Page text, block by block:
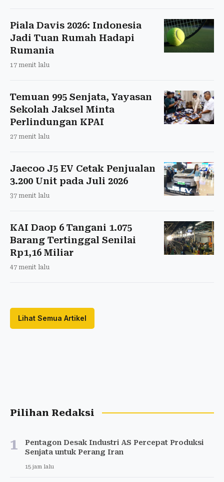
Piala Davis 2026: Indonesia
Jadi Tuan Rumah Hadapi
Rumania
17 menit lalu
Temuan 995 Senjata, Yayasan
Sekolah Jaksel Minta
Perlindungan KPAI
27 menit lalu
Jaecoo J5 EV Cetak Penjualan
3.200 Unit pada Juli 2026
37 menit lalu
KAI Daop 6 Tangani 1.075
Barang Tertinggal Senilai
Rp1,16 Miliar
47 menit lalu
Lihat Semua Artikel
Pilihan Redaksi
1
Pentagon Desak Industri AS Percepat Produksi
Senjata untuk Perang Iran
15 jam lalu